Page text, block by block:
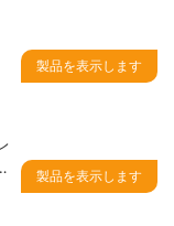
製品を表示します
製品を表示します